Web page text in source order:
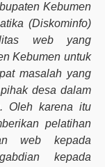
Kebumen
(Diskominfo)
web yang
Kebumen untuk
masalah yang
desa dalam
Oleh karena itu
pelatihan
web kepada
kepada